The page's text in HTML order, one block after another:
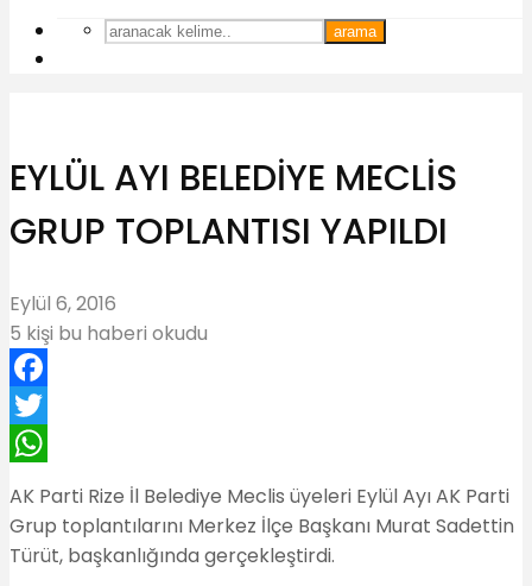
arama
EYLÜL AYI BELEDİYE MECLİS
GRUP TOPLANTISI YAPILDI
Eylül 6, 2016
5 kişi bu haberi okudu
Facebook
Twitter
AK Parti Rize İl Belediye Meclis üyeleri Eylül Ayı AK Parti
Grup toplantılarını Merkez İlçe Başkanı Murat Sadettin
Türüt, başkanlığında gerçekleştirdi.